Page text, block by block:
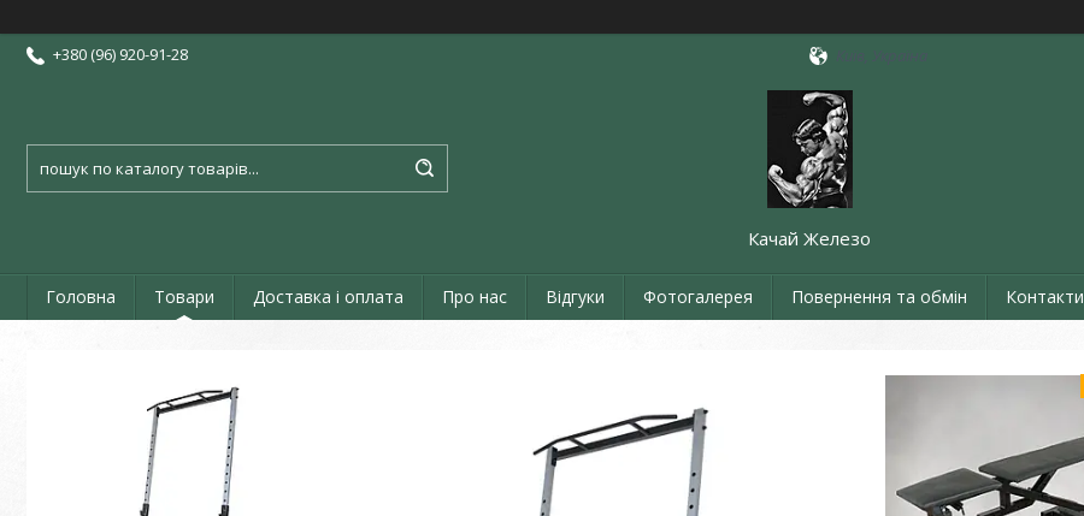
+380 (96) 920-91-28
Качай Железо
Головна Товари Доставка і оплата Про нас Відгуки Фотогалерея Повернення та обмін Контакти